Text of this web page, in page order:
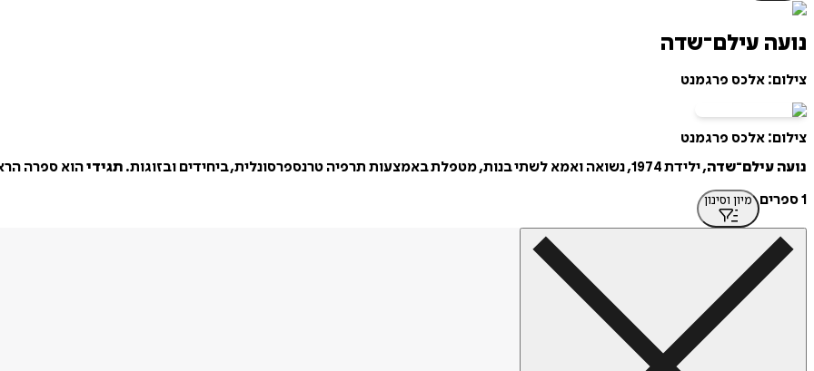
נועה עילם־שדה
צילום: אלכס פרגמנט
צילום: אלכס פרגמנט
נועה עילם־שדה, ילידת 1974, נשואה ואמא לשתי בנות, מטפלת באמצעות תרפיה טרנספרסונלית, ביחידים ובזוגות. תגידיהוא ספרה
1 ספרים
מיון וסינון